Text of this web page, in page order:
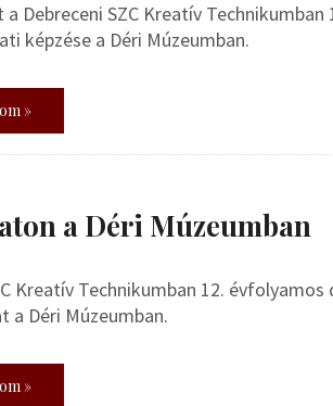
Debreceni SZC Kreatív
képzése a Déri Múzeumban.
»
a Déri Múzeumban
Kreatív Technikumban 12.
a Déri Múzeumban.
»